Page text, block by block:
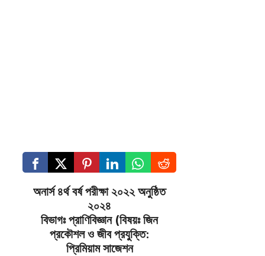
অনার্স ৪র্থ বর্ষ পরীক্ষা ২০২২ অনুষ্ঠিত
২০২৪
বিভাগঃ প্রাণিবিজ্ঞান (বিষয়ঃ জিন
প্রকৌশল ও জীব প্রযুক্তি:
প্রিমিয়াম সাজেশন